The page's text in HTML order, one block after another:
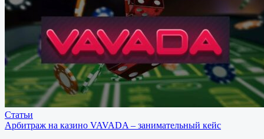
Статьи
Арбитраж на казино VAVADA – занимательный кейс